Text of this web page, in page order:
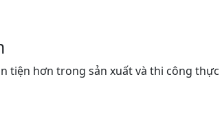
tiện hơn trong sản xuất và thi công thực